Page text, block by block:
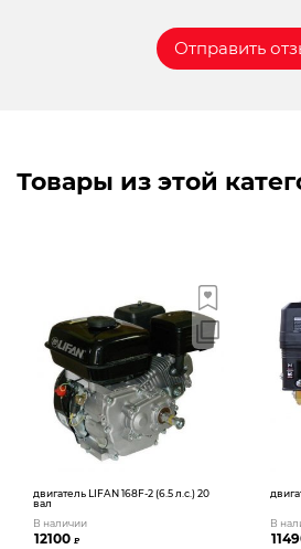
Товары из этой
двигатель LIFAN 168F-2 (6.5 л.с.) 20
вал
В наличии
12100₽
В
11490